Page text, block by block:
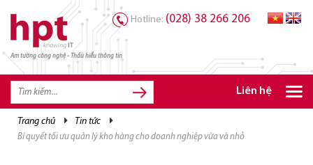
Am tường công nghệ - Thấu hiểu thông tin
Hotline: (028) 38 266 206
Liên hệ
trang chủ tin tức
bí quyết tối ưu quản lý kho hàng cho doanh nghiệp vừa và nhỏ
TRANG CHỦ
TRANG CHỦ
GIẢI PHÁP